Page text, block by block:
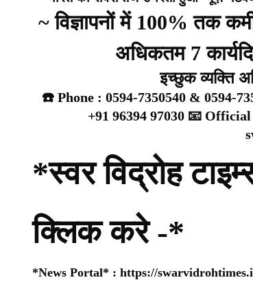
~ विज्ञापनों में 100% तक
अधिकतम 7
इच्छुक व्यक्ति
☎️ Phone : 0594-7350540 & 0594-
+91 96394 97030 📧
*स्वर विद्रोह
क्लिक करे -*
*News Portal* : https://